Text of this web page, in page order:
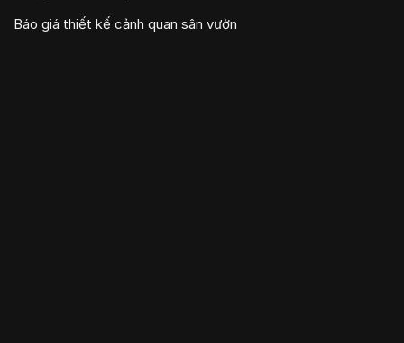
Báo giá thiết kế cảnh quan sân vườn